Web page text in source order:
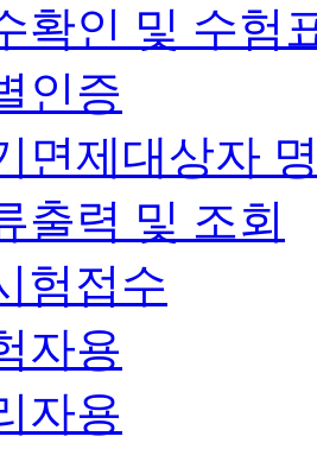
확인 및 수험
인증
면제대상자
출력 및 조회
험접수
자용
자용